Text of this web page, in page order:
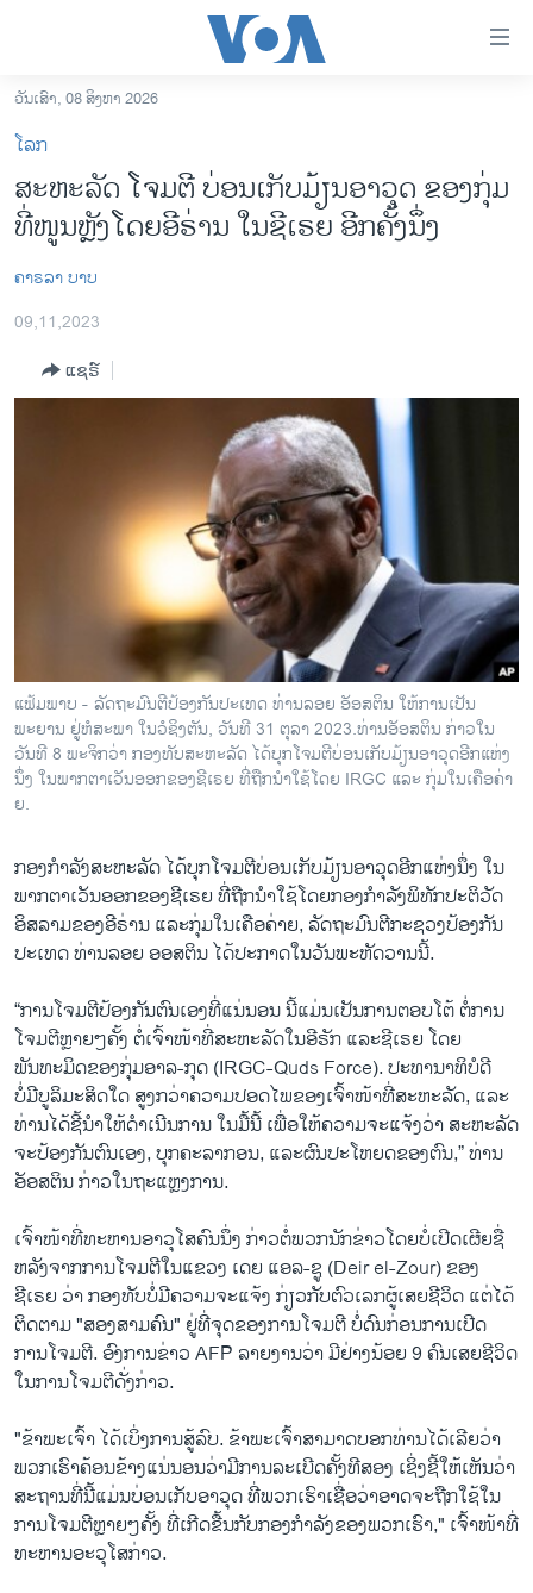
ເຂົ້າ
ຫາ
ຂ້າມ
ຂ້າມ
ຫາ
ຊອກ
ຄົ້ນ
ອາເມຣິກາ
ການເລືອກຕັ້ງ ປະທານາທີບໍດີ ສະຫະລັດ 2024
ໂລກ
ເອເຊຍ
ຊຸມຊົນຊາວລາວ
ວິທະຍາສາດ-ເທັກໂນໂລຈີ
ວີດີໂອ
ສຽງ
ລາຍການກະຈາຍສຽງ
ຕິດຕາມພວກເຮົາ ທີ່
ພາສາຕ່າງໆ
ວັນເສົາ, 08 ສິງຫາ 2026
ໂລກ
ສະຫະລັດ ໂຈມຕີ​ ບ່ອນເກັບມ້ຽນອາວຸດ ​ຂອງ​ກຸ່ມ
ທີ່ໜູນຫຼັງໂດຍອີຣ່ານ ໃນຊີເຣຍ ອີກຄັ້ງນຶ່ງ
ຄາຣລາ ບາບ
09,11,2023
ແຊຣ໌
ແຟ້ມພາບ - ລັດຖະມົນຕີປ້ອງກັນປະເທດ ທ່ານລອຍ ອັອສຕິນ ໃຫ້ການເປັນ
ພະຍານ ຢູ່ຫໍສະພາ ໃນວໍຊິງຕັນ, ວັນທີ 31 ຕຸລາ 2023.​ທ່ານອັອສຕິນ ກ່າວໃນ
ວັນທີ 8 ພະຈິກວ່າ ກອງທັບສະຫະລັດ ໄດ້ບຸກໂຈມຕີບ່ອນເກັບມ້ຽນອາວຸດອີກແຫ່ງ
ນຶ່ງ ໃນພາກຕາເວັນອອກຂອງຊີເຣຍ ທີ່ຖືກນຳໃຊ້ໂດຍ IRGC ແລະ ກຸ່ມໃນເຄືອຄ່າ
ຍ.
ກອງກຳລັງສະຫະລັດ ໄດ້ບຸກໂຈມຕີບ່ອນເກັບມ້ຽນອາວຸດອີກແຫ່ງນຶ່ງ ໃນ
ພາກຕາເວັນອອກຂອງຊີເຣຍ ທີ່ຖືກນຳໃຊ້ໂດຍກອງກຳລັງພິທັກປະຕິວັດ
ອິສລາມຂອງອີຣ່ານ ແລະກຸ່ມໃນເຄືອຄ່າຍ, ລັດຖະມົນຕີກະຊວງປ້ອງກັນ
ປະເທດ ທ່ານລອຍ ອອສຕິນ ໄດ້ປະກາດໃນວັນພະຫັດວານນີ້.
“ການໂຈມຕີປ້ອງກັນຕົນເອງທີ່ແນ່ນອນ ນີ້ແມ່ນເປັນການຕອບໂຕ້ ຕໍ່ການ
ໂຈມຕີຫຼາຍໆຄັ້ງ ຕໍ່ເຈົ້າໜ້າທີ່ສະຫະລັດໃນອີຣັກ ແລະຊີເຣຍ ໂດຍ
ພັນທະມິດຂອງກຸ່ມອາລ-ກຸດ (IRGC-Quds Force). ປະທານາທິບໍດີ
ບໍ່ມີບູລິມະສິດໃດ ສູງກວ່າຄວາມປອດໄພຂອງເຈົ້າໜ້າທີ່ສະຫະລັດ, ແລະ
ທ່ານໄດ້ຊີ້ນຳໃຫ້ດຳເນີນການ ໃນມື້ນີ້ ເພື່ອໃຫ້ຄວາມຈະແຈ້ງວ່າ ສະຫະລັດ
ຈະປ້ອງກັນຕົນເອງ, ບຸກຄະລາກອນ, ແລະຜົນປະໂຫຍດຂອງຕົນ,” ທ່ານ
ອັອສຕິນ ກ່າວໃນຖະແຫຼງການ.
ເຈົ້າໜ້າທີ່ທະຫານອາວຸໂສຄົນນຶ່ງ ກ່າວຕໍ່ພວກນັກຂ່າວໂດຍບໍ່ເປີດເຜີຍຊື່
ຫລັງຈາກການໂຈມຕີໃນແຂວງ ເດຍ ແອລ-ຊູ (Deir el-Zour) ຂອງ
ຊີເຣຍ ວ່າ ກອງທັບບໍ່ມີຄວາມຈະແຈ້ງ ກ່ຽວກັບຕົວເລກຜູ້ເສຍຊີວິດ ແຕ່ໄດ້
ຕິດຕາມ "ສອງສາມຄົນ" ຢູ່ທີ່ຈຸດຂອງການໂຈມຕີ ບໍ່ດົນກ່ອນການເປີດ
ການໂຈມຕີ. ອົງການຂ່າວ AFP ລາຍງານວ່າ ມີຢ່າງນ້ອຍ 9 ຄົນເສຍຊີວິດ
ໃນການໂຈມຕີດັ່ງກ່າວ.
"ຂ້າພະເຈົ້າ ໄດ້ເບິ່ງການສູ້ລົບ. ຂ້າພະເຈົ້າສາມາດບອກທ່ານໄດ້ເລີຍວ່າ
ພວກເຮົາຄ້ອນຂ້າງແນ່ນອນວ່າມີການລະເບີດຄັ້ງທີສອງ ເຊິ່ງຊີ້ໃຫ້ເຫັນວ່າ
ສະຖານທີ່ນີ້ແມ່ນບ່ອນເກັບອາວຸດ ທີ່ພວກເຮົາເຊື່ອວ່າອາດຈະຖືກໃຊ້ໃນ
ການໂຈມຕີຫຼາຍໆຄັ້ງ ທີ່ເກີດຂື້ນກັບກອງກໍາລັງຂອງພວກເຮົາ," ເຈົ້າໜ້າທີ່
ທະຫານອະວຸໂສກ່າວ.